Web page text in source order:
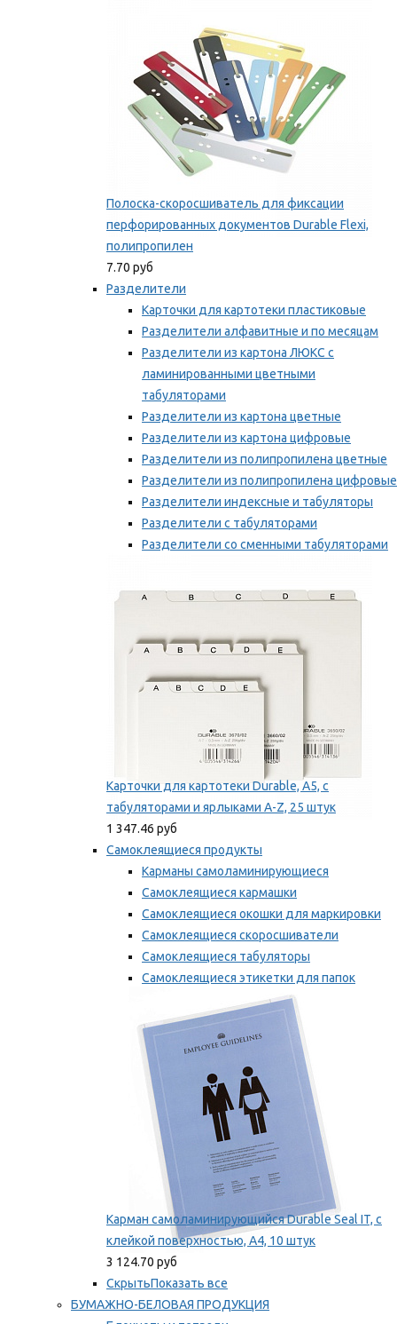
Полоска-скоросшиватель для фиксации
перфорированных документов Durable Flexi,
полипропилен
7.70 руб
Разделители
Карточки для картотеки пластиковые
Разделители алфавитные и по месяцам
Разделители из картона ЛЮКС с
ламинированными цветными
табуляторами
Разделители из картона цветные
Разделители из картона цифровые
Разделители из полипропилена цветные
Разделители из полипропилена цифровые
Разделители индексные и табуляторы
Разделители с табуляторами
Разделители со сменными табуляторами
Карточки для картотеки Durable, A5, с
табуляторами и ярлыками A-Z, 25 штук
1 347.46 руб
Самоклеящиеся продукты
Карманы самоламинирующиеся
Самоклеящиеся кармашки
Самоклеящиеся окошки для маркировки
Самоклеящиеся скоросшиватели
Самоклеящиеся табуляторы
Самоклеящиеся этикетки для папок
Таблички для маркировки
Мы рекомендуем
Карман самоламинирующийся Durable Seal IT, с
клейкой поверхностью, A4, 10 штук
3 124.70 руб
СкрытьПоказать все
БУМАЖНО-БЕЛОВАЯ ПРОДУКЦИЯ